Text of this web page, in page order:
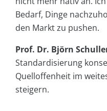
Bedarf, Dinge
den Markt zu pushen.
Prof. Dr. Björn
Standardisierung
Quelloffenheit im
steigern.